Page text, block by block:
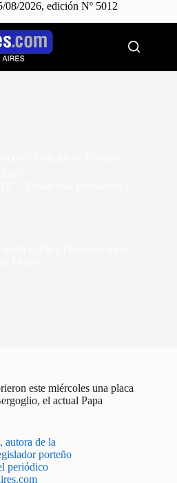
08/2026, edición Nº 5012
este miércoles una placa
el actual Papa